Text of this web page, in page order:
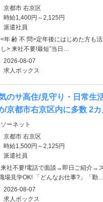
京都市 右京区
時給1,400円～2,125円
派遣社員
<年 齢 不 問>定年後にはじめた方も
> 来社不要!最短”当日…
2026-08-07
求人ボックス
のサ高住/見守り・日常生
/京都市右京区内に多数 2カ
ーネット
京都市 右京区
時給1,500円～2,125円
派遣社員
来社不要!電話で面談→即日ご紹介→
場見学OK! 「どんなお仕事?」「勤…
2026-08-07
求人ボックス